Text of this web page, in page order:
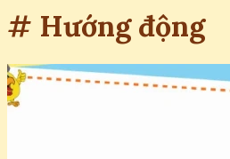
# Hướng động